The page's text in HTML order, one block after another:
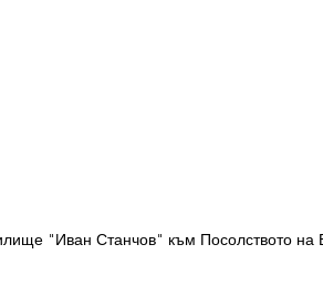
"Иван Станчов" към Посолството на